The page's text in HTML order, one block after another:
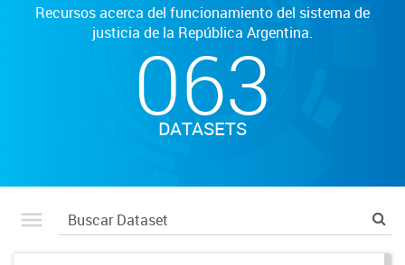
Recursos acerca del funcionamiento del sistema de
justicia de la República Argentina.
063
DATASETS